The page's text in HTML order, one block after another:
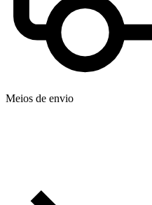
Meios de envio